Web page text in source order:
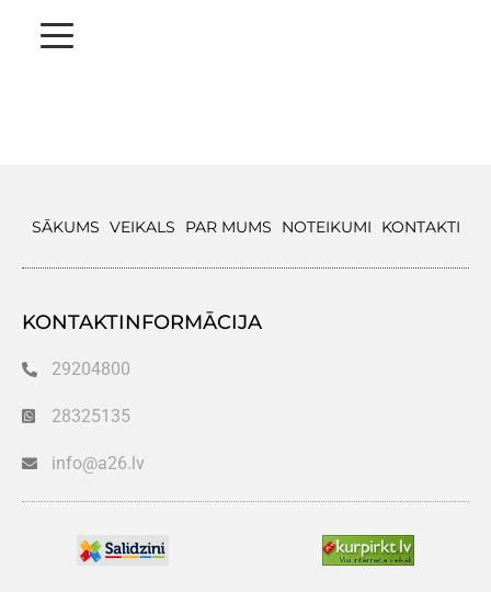
SĀKUMS VEIKALS PAR MUMS NOTEIKUMI KONTAKTI
KONTAKTINFORMĀCIJA
29204800
28325135
info@a26.lv